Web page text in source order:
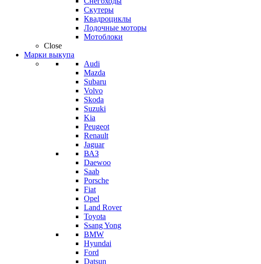
Скутеры
Квадроциклы
Лодочные моторы
Мотоблоки
Close
Марки выкупа
Audi
Mazda
Subaru
Volvo
Skoda
Suzuki
Kia
Peugeot
Renault
Jaguar
ВАЗ
Daewoo
Saab
Porsche
Fiat
Opel
Land Rover
Toyota
Ssang Yong
BMW
Hyundai
Ford
Datsun